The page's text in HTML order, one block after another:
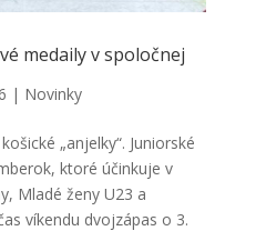
medaily v spoločnej
| Novinky
„anjelky“. Juniorské
ktoré účinkuje v
Mladé ženy U23 a
víkendu dvojzápas o 3.